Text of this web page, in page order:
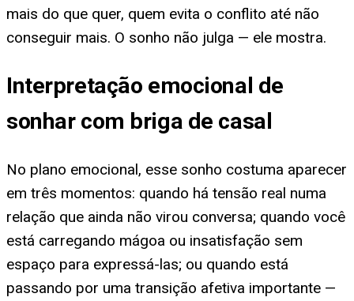
mais do que quer, quem evita o conflito até não
conseguir mais. O sonho não julga — ele mostra.
Interpretação emocional de
sonhar com briga de casal
No plano emocional, esse sonho costuma aparecer
em três momentos: quando há tensão real numa
relação que ainda não virou conversa; quando você
está carregando mágoa ou insatisfação sem
espaço para expressá-las; ou quando está
passando por uma transição afetiva importante —